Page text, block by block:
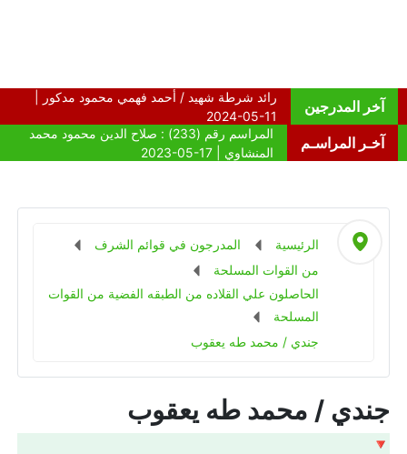
آخر المدرجين
آخـر المراسـم
الرئيسية
المدرجون في قوائم الشرف
من القوات المسلحة
الحاصلون علي القلاده من الطبقه الفضية من القوات
المسلحة
جندي / محمد طه يعقوب
جندي / محمد طه يعقوب
🔻